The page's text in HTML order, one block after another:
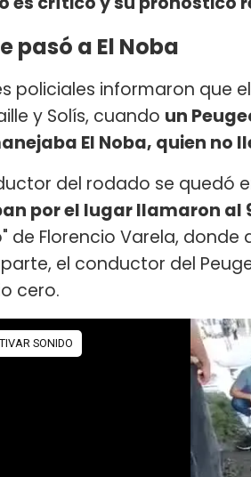
pasó a El Noba
policiales informaron que
y Solís, cuando un
El Noba, quien no
del rodado se quedó
por el lugar llamaron al
de Florencio Varela,
parte, el conductor del
cero.